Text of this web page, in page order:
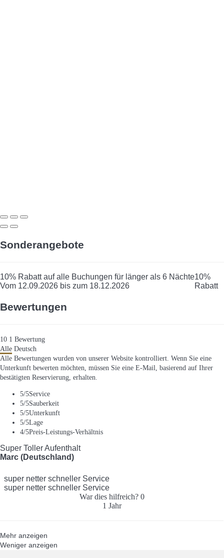
Sonderangebote
10% Rabatt auf alle Buchungen für länger als 6 Nächte
Vom 12.09.2026 bis zum 18.12.2026
10%
Rabatt
Bewertungen
10 1 Bewertung
Alle Deutsch
Alle Bewertungen wurden von unserer Website kontrolliert. Wenn Sie eine
Unterkunft bewerten möchten, müssen Sie eine E-Mail, basierend auf Ihrer
bestätigten Reservierung, erhalten.
5/5Service
5/5Sauberkeit
5/5Unterkunft
5/5Lage
4/5Preis-Leistungs-Verhältnis
Super Toller Aufenthalt
Marc (Deutschland)
super netter schneller Service
super netter schneller Service
War dies hilfreich? 0
1 Jahr
Mehr anzeigen
Weniger anzeigen